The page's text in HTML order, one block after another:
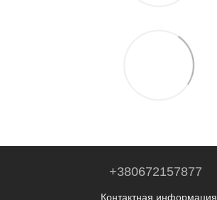
+380672157877
Контактная информация